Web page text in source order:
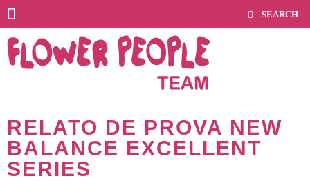
RELATO DE PROVA NEW
BALANCE EXCELLENT
SERIES